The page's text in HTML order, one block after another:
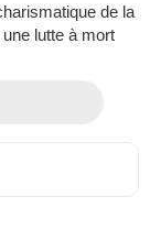
de la
lutte à mort